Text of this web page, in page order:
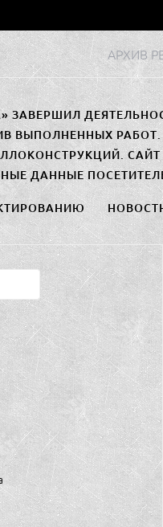
АРХИВ
ЗАВЕРШИЛ
ВЫПОЛНЕННЫХ
ДАННЫЕ